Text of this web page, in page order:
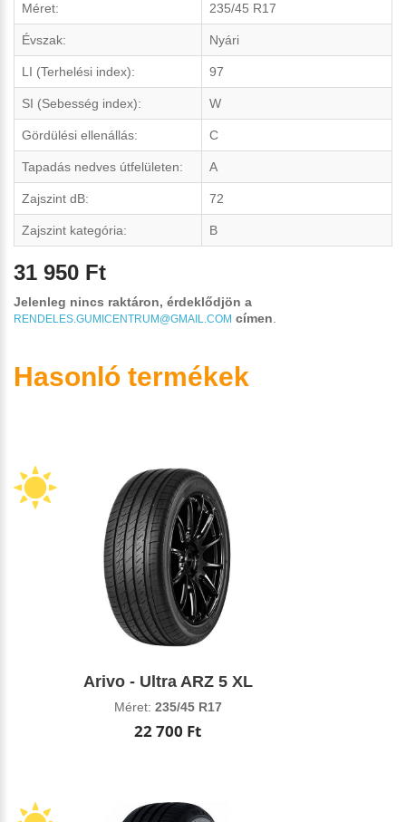
Méret: 235/45 R17
Évszak: Nyári
LI (Terhelési index): 97
SI (Sebesség index): W
Gördülési ellenállás: C
Tapadás nedves útfelületen: A
Zajszint dB: 72
Zajszint kategória: B
31 950 Ft
Jelenleg nincs raktáron, érdeklődjön a
RENDELES.GUMICENTRUM@GMAIL.COM címen
Hasonló termékek
Arivo - Ultra ARZ 5 XL
Méret: 235/45 R17
22 700 Ft